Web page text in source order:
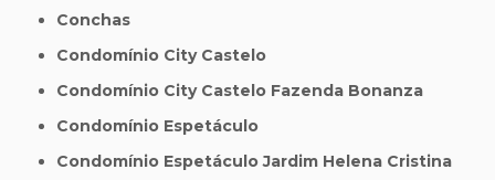
Conchas
Condomínio City Castelo
Condomínio City Castelo Fazenda Bonanza
Condomínio Espetáculo
Condomínio Espetáculo Jardim Helena Cristina